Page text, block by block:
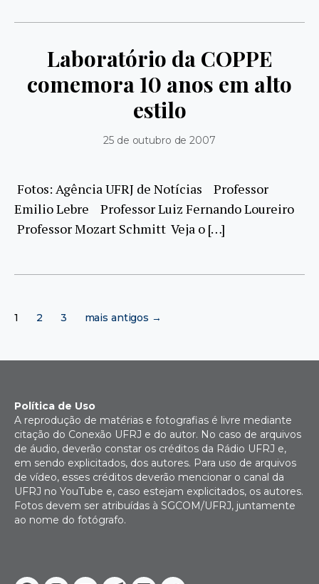
Laboratório da COPPE
comemora 10 anos em alto
estilo
25 de outubro de 2007
Fotos: Agência UFRJ de Notícias Professor
Emilio Lebre Professor Luiz Fernando Loureiro
Professor Mozart Schmitt Veja o […]
de
1 2 3 mais antigos →
Política de Uso
A reprodução de matérias e fotografias é livre mediante
citação do Conexão UFRJ e do autor. No caso de arquivos
de áudio, deverão constar os créditos da Rádio UFRJ e,
em sendo explicitados, dos autores. Para uso de arquivos
de vídeo, esses créditos deverão mencionar o canal da
UFRJ no YouTube e, caso estejam explicitados, os autores.
Fotos devem ser atribuídas à SGCOM/UFRJ, juntamente
ao nome do fotógrafo.